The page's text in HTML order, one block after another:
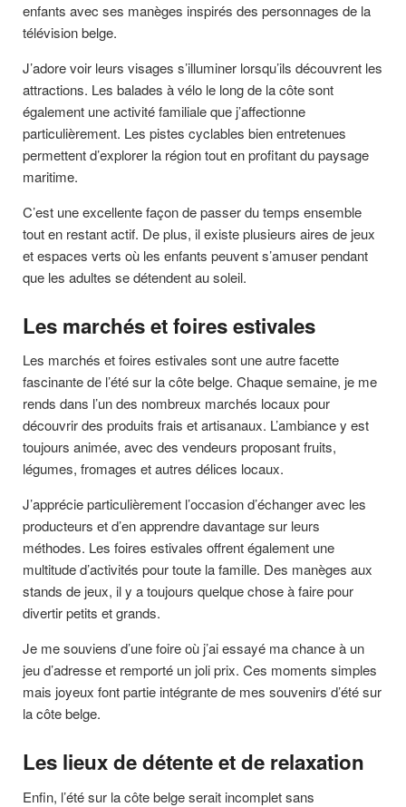
enfants avec ses manèges inspirés des personnages de la
télévision belge.
J’adore voir leurs visages s’illuminer lorsqu’ils découvrent les
attractions. Les balades à vélo le long de la côte sont
également une activité familiale que j’affectionne
particulièrement. Les pistes cyclables bien entretenues
permettent d’explorer la région tout en profitant du paysage
maritime.
C’est une excellente façon de passer du temps ensemble
tout en restant actif. De plus, il existe plusieurs aires de jeux
et espaces verts où les enfants peuvent s’amuser pendant
que les adultes se détendent au soleil.
Les marchés et foires estivales
Les marchés et foires estivales sont une autre facette
fascinante de l’été sur la côte belge. Chaque semaine, je me
rends dans l’un des nombreux marchés locaux pour
découvrir des produits frais et artisanaux. L’ambiance y est
toujours animée, avec des vendeurs proposant fruits,
légumes, fromages et autres délices locaux.
J’apprécie particulièrement l’occasion d’échanger avec les
producteurs et d’en apprendre davantage sur leurs
méthodes. Les foires estivales offrent également une
multitude d’activités pour toute la famille. Des manèges aux
stands de jeux, il y a toujours quelque chose à faire pour
divertir petits et grands.
Je me souviens d’une foire où j’ai essayé ma chance à un
jeu d’adresse et remporté un joli prix. Ces moments simples
mais joyeux font partie intégrante de mes souvenirs d’été sur
la côte belge.
Les lieux de détente et de relaxation
Enfin, l’été sur la côte belge serait incomplet sans